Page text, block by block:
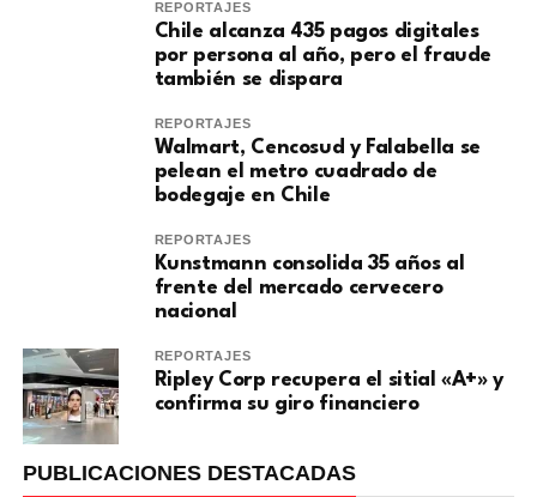
REPORTAJES
Chile alcanza 435 pagos digitales
por persona al año, pero el fraude
también se dispara
REPORTAJES
Walmart, Cencosud y Falabella se
pelean el metro cuadrado de
bodegaje en Chile
REPORTAJES
Kunstmann consolida 35 años al
frente del mercado cervecero
nacional
REPORTAJES
Ripley Corp recupera el sitial «A+» y
confirma su giro financiero
PUBLICACIONES DESTACADAS